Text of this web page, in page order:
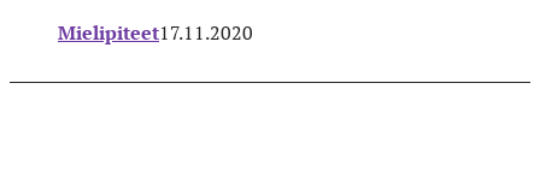
Mielipiteet17.11.2020